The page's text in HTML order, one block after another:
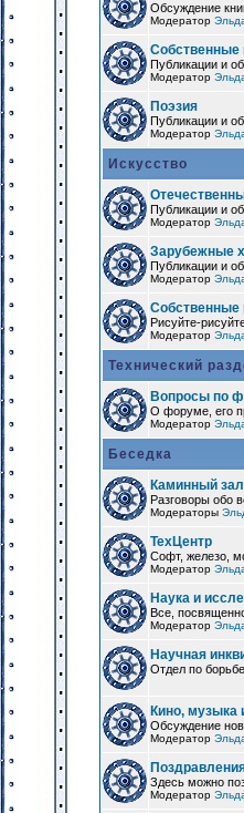
Обсуждение
Модератор
Собственные
Публикации и
Модератор
Поэзия
Публикации и
Модератор
Искусство
Публикации и
Модератор
Зарубежные
Публикации и
Модератор
Собственные
Рисуйте-
Модератор
Технический
Вопросы по
О форуме, его
Модератор
Беседка
Каминный зал
Разговоры обо
Модераторы
ТехЦентр
Софт, железо,
Модератор
Наука и
Все,
Модератор
Научная
Отдел по
Кино, музыка
Обсуждение
Модератор
Здесь можно
Модератор